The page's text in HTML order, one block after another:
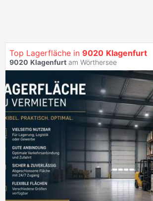
Top Lagerfläche in 9020 Klagenfurt
9020 Klagenfurt am Wörthersee